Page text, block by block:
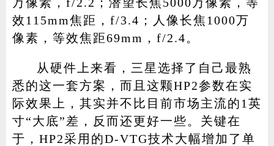
效115mm焦距，f/3.4；人像长焦1000万
像素，等效焦距69mm，f/2.4。
从硬件上来看，三星选择了自己最熟
悉的这一套方案，而且这颗HP2参数在实
际效果上，其实并不比目前市场主流的1英
寸“大底”差，反而还更好一些。关键在
于，HP2采用的D-VTG技术大幅增加了单